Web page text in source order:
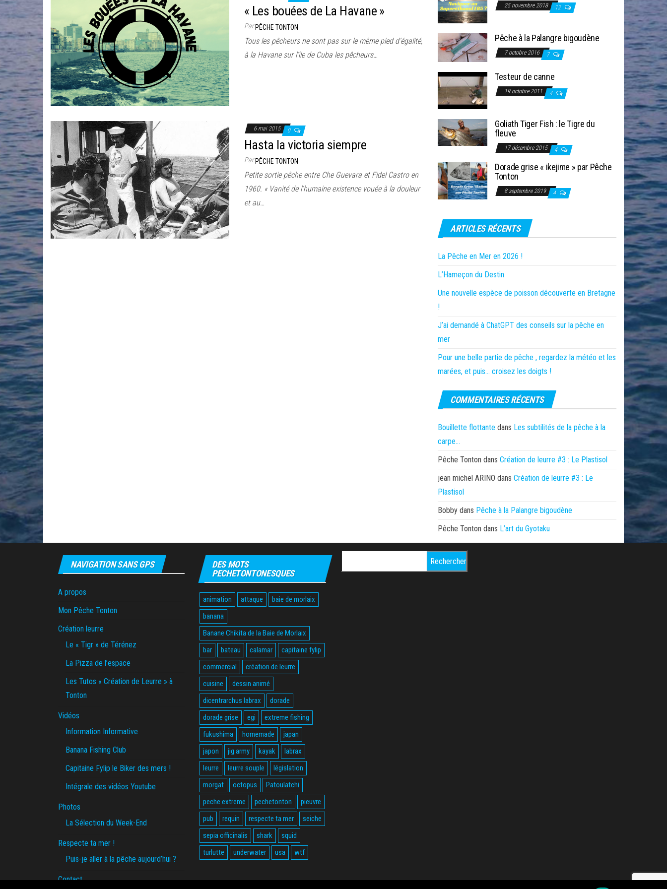
« Les bouées de La Havane »
ParPÊCHE TONTON
Tous les pêcheurs ne sont pas sur le même pied d’égalité,
à la Havane sur l’île de Cuba les pêcheurs…
6 mai 2015 0
Hasta la victoria siempre
ParPÊCHE TONTON
Petite sortie pêche entre Che Guevara et Fidel Castro en
1960. « Vanité de l’humaine existence vouée à la douleur
et au…
25 novembre 2018 12
Pêche à la Palangre bigoudène
7 octobre 2016 7
Testeur de canne
19 octobre 2011 4
Goliath Tiger Fish : le Tigre du
fleuve
17 décembre 2015 4
Dorade grise « ikejime » par Pêche
Tonton
8 septembre 2019 4
ARTICLES RÉCENTS
La Pêche en Mer en 2026 !
L’Hameçon du Destin
Une nouvelle espèce de poisson découverte en Bretagne
!
J’ai demandé à ChatGPT des conseils sur la pêche en
mer
Pour une belle partie de pêche , regardez la météo et les
marées, et puis… croisez les doigts !
COMMENTAIRES RÉCENTS
Bouillette flottante dans Les subtilités de la pêche à la
carpe…
Pêche Tonton dans Création de leurre #3 : Le Plastisol
jean michel ARINO dans Création de leurre #3 : Le
Plastisol
Bobby dans Pêche à la Palangre bigoudène
Pêche Tonton dans L’art du Gyotaku
NAVIGATION SANS GPS
A propos
Mon Pêche Tonton
Création leurre
Le « Tigr » de Térénez
La Pizza de l’espace
Les Tutos « Création de Leurre » à
Tonton
Vidéos
Information Informative
Banana Fishing Club
Capitaine Fylip le Biker des mers !
Intégrale des vidéos Youtube
Photos
La Sélection du Week-End
Respecte ta mer !
Puis-je aller à la pêche aujourd’hui ?
Contact
DES MOTS
PECHETONTONESQUES
animation attaque
baie de morlaix
banana
Banane Chikita de la Baie de Morlaix
bar
bateau calamar
capitaine fylip
commercial
création de leurre
cuisine
dessin animé
dicentrarchus labrax
dorade
dorade grise
egi
extreme fishing
fukushima
homemade
japan
japon
jig army kayak
labrax
leurre
leurre souple
législation
morgat
octopus
Patoulatchi
peche extreme
pechetonton
pieuvre
pub
requin respecte ta mer
seiche
sepia officinalis
shark
squid
turlutte
underwater usa wtf